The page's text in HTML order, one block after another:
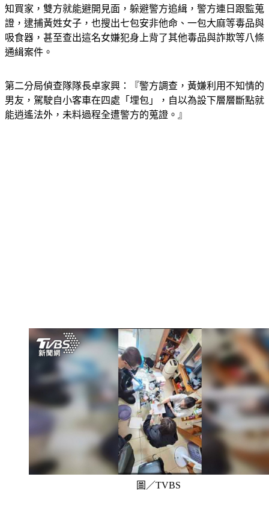
還事先收取販毒款項，再請男友載她四處「埋毒包」，事後通
知買家，雙方就能避開見面，躲避警方追緝，警方連日跟監蒐
證，逮捕黃姓女子，也搜出七包安非他命、一包大麻等毒品與
吸食器，甚至查出這名女嫌犯身上背了其他毒品與詐欺等八條
第二分局偵查隊隊長卓家興️：『警方調查，黃嫌利用不知情的
男友，駕駛自小客車在四處「埋包」，自以為設下層層斷點就